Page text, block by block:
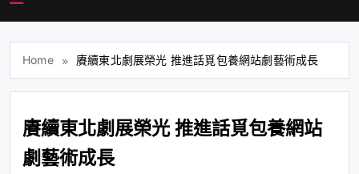
Home 賡續東北劇展榮光 推進話覓包養網站劇藝術成長
賡續東北劇展榮光 推進話覓包養網站
劇藝術成長